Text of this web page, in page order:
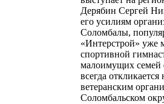
Дерябин Сергей
его усилиям
Соломбалы,
«Интерстрой» уже
спортивной
малоимущих семей
всегда
ветеранским
Соломбальском